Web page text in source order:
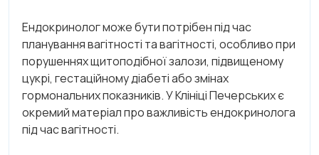
Ендокринолог може бути потрібен під час
планування вагітності та вагітності, особливо при
порушеннях щитоподібної залози, підвищеному
цукрі, гестаційному діабеті або змінах
гормональних показників. У Клініці Печерських є
окремий матеріал про важливість ендокринолога
під час вагітності.